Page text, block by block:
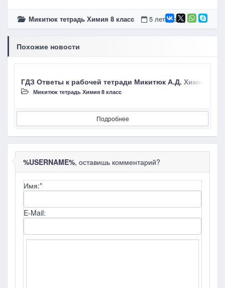
Микитюк тетрадь Химия 8 класc 5 лет назад
Похожие новости
ГДЗ Ответы к рабочей тетради Микитюк А.Д. Химия 8
Микитюк тетрадь Химия 8 класc
Подробнее
%USERNAME%, оставишь комментарий?
Имя:*
E-Mail: